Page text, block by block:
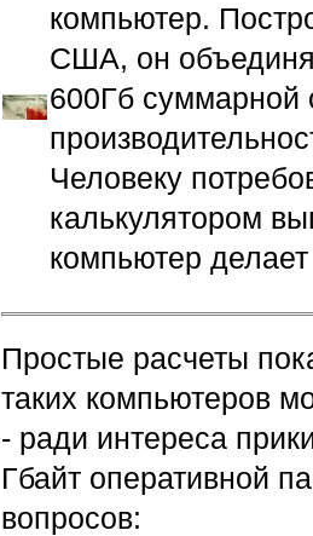
компьютер.
США, он
600Гб суммарной
Человеку
калькулятором
компьютер
Простые расчеты
таких компьютеров
- ради интереса
Гбайт оперативной
вопросов: